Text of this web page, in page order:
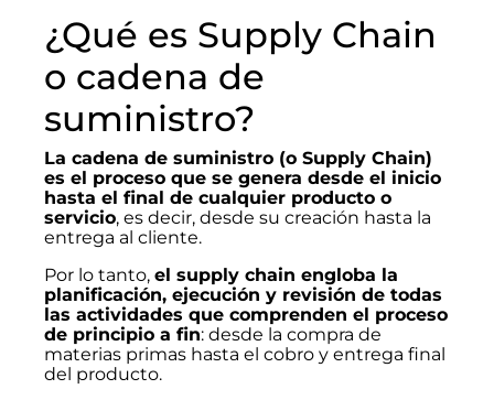
¿Qué es Supply Chain
o cadena de
suministro?
La cadena de suministro (o Supply Chain)
es el proceso que se genera desde el inicio
hasta el final de cualquier producto o
servicio, es decir, desde su creación hasta la
entrega al cliente.
Por lo tanto, el supply chain engloba la
planificación, ejecución y revisión de todas
las actividades que comprenden el proceso
de principio a fin: desde la compra de
materias primas hasta el cobro y entrega final
del producto.